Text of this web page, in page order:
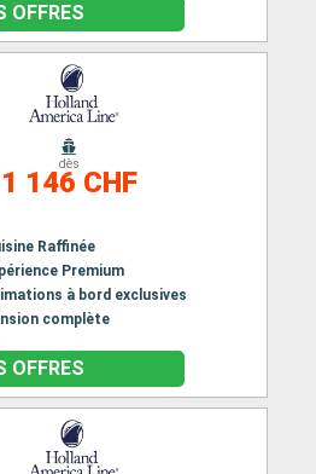
OFFRES
dès
1 146 CHF
Raffinée
Premium
à bord exclusives
complète
OFFRES